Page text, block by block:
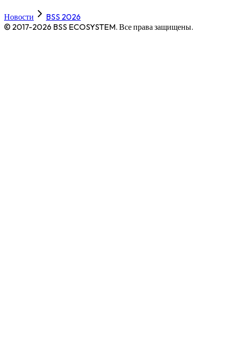
Новости
BSS 2026
© 2017-2026 BSS ECOSYSTEM. Все права защищены.